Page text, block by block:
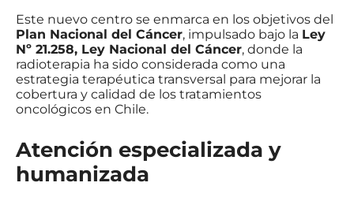
Este nuevo centro se enmarca en los objetivos del
Plan Nacional del Cáncer, impulsado bajo la Ley
Nº 21.258, Ley Nacional del Cáncer, donde la
radioterapia ha sido considerada como una
estrategia terapéutica transversal para mejorar la
cobertura y calidad de los tratamientos
oncológicos en Chile.
Atención especializada y
humanizada